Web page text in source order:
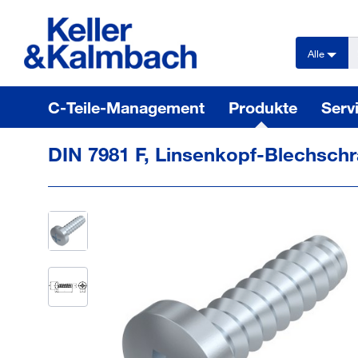
Alle
C-Teile-Management Produkte
DIN 7981 F, Linsenkopf-